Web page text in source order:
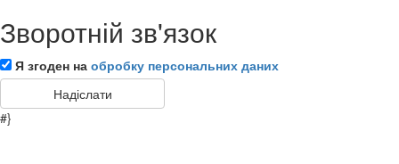
Зворотній зв'язок
Я згоден на обробку персональних даних
#}